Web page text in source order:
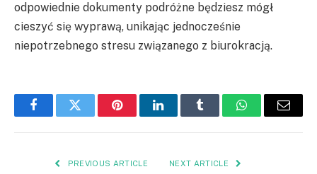
odpowiednie dokumenty podróżne będziesz mógł
cieszyć się wyprawą, unikając jednocześnie
niepotrzebnego stresu związanego z biurokracją.
FacebookTwitter PinterestLinkedInTumblr WhatsAppEmail
PREVIOUS ARTICLE NEXT ARTICLE